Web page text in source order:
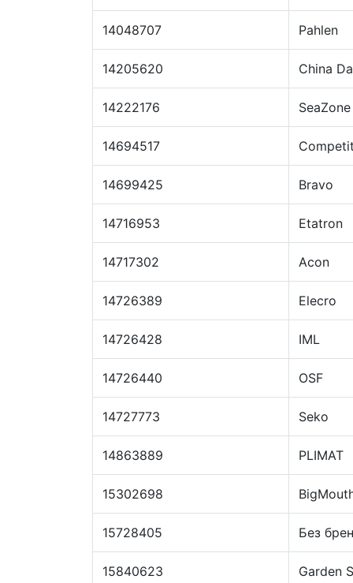
14048707 Pahlen
14205620 China
14222176 SeaZone
14694517
14699425 Bravo
14716953 Etatron
14717302 Acon
14726389 Elecro
14726428 IML
14726440 OSF
14727773 Seko
14863889 PLIMAT
15302698
15728405 Без
15840623 Garden